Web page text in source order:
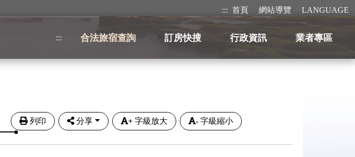
::: 首頁 網站導覽 LANGUAGE
::: 合法旅宿查詢 訂房快搜 行政資訊 業者專區
列印 分享 + 字級放大 - 字級縮小